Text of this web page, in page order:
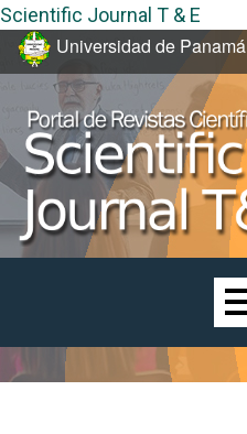
Scientific Journal T & E
Skip to main navigation menu
Skip to main content
Skip to site footer
Universidad de Panamá